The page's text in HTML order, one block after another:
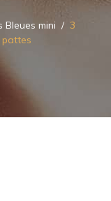
Bleues mini
3
pattes